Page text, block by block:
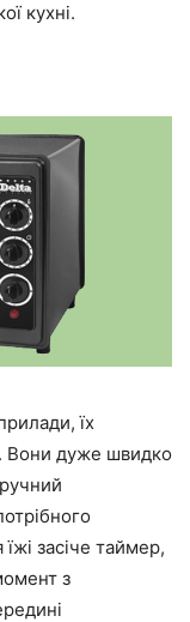
кухні.
їх
Вони дуже швидко
засіче таймер,
з